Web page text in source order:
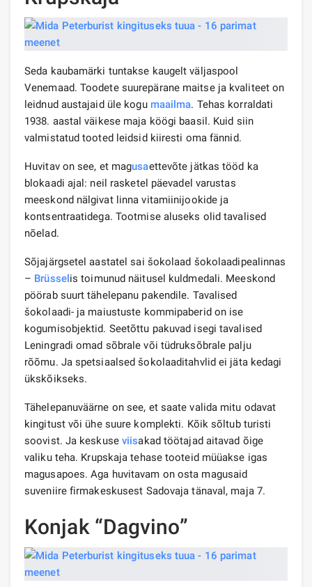
Seda kaubamärki tuntakse kaugelt väljaspool
Venemaad. Toodete suurepärane maitse ja kvaliteet on
leidnud austajaid üle kogu maailma. Tehas korraldati
1938. aastal väikese maja köögi baasil. Kuid siin
valmistatud tooted leidsid kiiresti oma fännid.
Huvitav on see, et magusaettevõte jätkas tööd ka
blokaadi ajal: neil rasketel päevadel varustas
meeskond nälgivat linna vitamiinijookide ja
kontsentraatidega. Tootmise aluseks olid tavalised
nõelad.
Sõjajärgsetel aastatel sai šokolaad šokolaadipealinnas
– Brüsselis toimunud näitusel kuldmedali. Meeskond
pöörab suurt tähelepanu pakendile. Tavalised
šokolaadi- ja maiustuste kommipaberid on ise
kogumisobjektid. Seetõttu pakuvad isegi tavalised
Leningradi omad sõbrale või tüdruksõbrale palju
rõõmu. Ja spetsiaalsed šokolaaditahvlid ei jäta kedagi
ükskõikseks.
Tähelepanuväärne on see, et saate valida mitu odavat
kingitust või ühe suure komplekti. Kõik sõltub turisti
soovist. Ja keskuse viisakad töötajad aitavad õige
valiku teha. Krupskaja tehase tooteid müüakse igas
magusapoes. Aga huvitavam on osta magusaid
suveniire firmakeskusest Sadovaja tänaval, maja 7.
Konjak “Dagvino”